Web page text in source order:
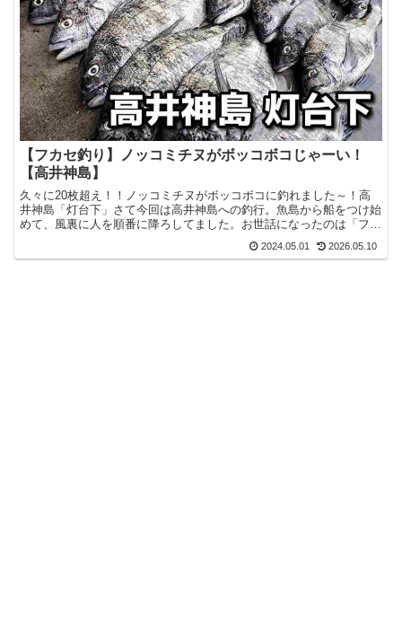
【フカセ釣り】ノッコミチヌがボッコボコじゃーい！
【高井神島】
久々に20枚超え！！ノッコミチヌがボッコボコに釣れました～！高
井神島「灯台下」さて今回は高井神島への釣行。魚島から船をつけ始
めて、風裏に人を順番に降ろしてました。お世話になったのは「フィ
2024.05.01 2026.05.10